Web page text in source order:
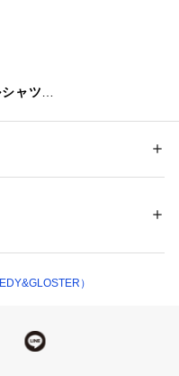
ャツ
性らしさを演出するカシ
ん、サイドのボタンに留
り入れやすい一枚です
繊維、(セルロース)90%、ポ
）